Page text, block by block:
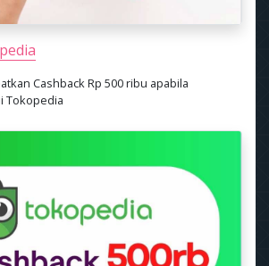
Cashback Rp 500 ribu apabila
Tokopedia